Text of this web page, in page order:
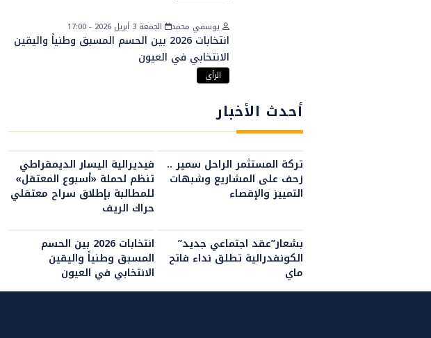
يوسفي محمد الجمعة 3 أبريل 2026 - 17:00
انتخابات 2026 بين الحسم المسبق وطنياً واليقين
الانتخابي في العيون
الرأي
أحدث الأخبار
تركة المستثمر الراحل سمير ..
زحف على المشاريع وشبهات
التمييز والإقصاء
فيديرالية اليسار الديمقراطي
تنظم لحملة «أسبوع المعتقل»
للمطالبة بإطلاق سراح معتقلي
حراك الريف
بشعار”عقد اجتماعي جديد”
الكونفدرالية تطلق نداء فاتح
ماي
انتخابات 2026 بين الحسم
المسبق وطنياً واليقين
الانتخابي في العيون